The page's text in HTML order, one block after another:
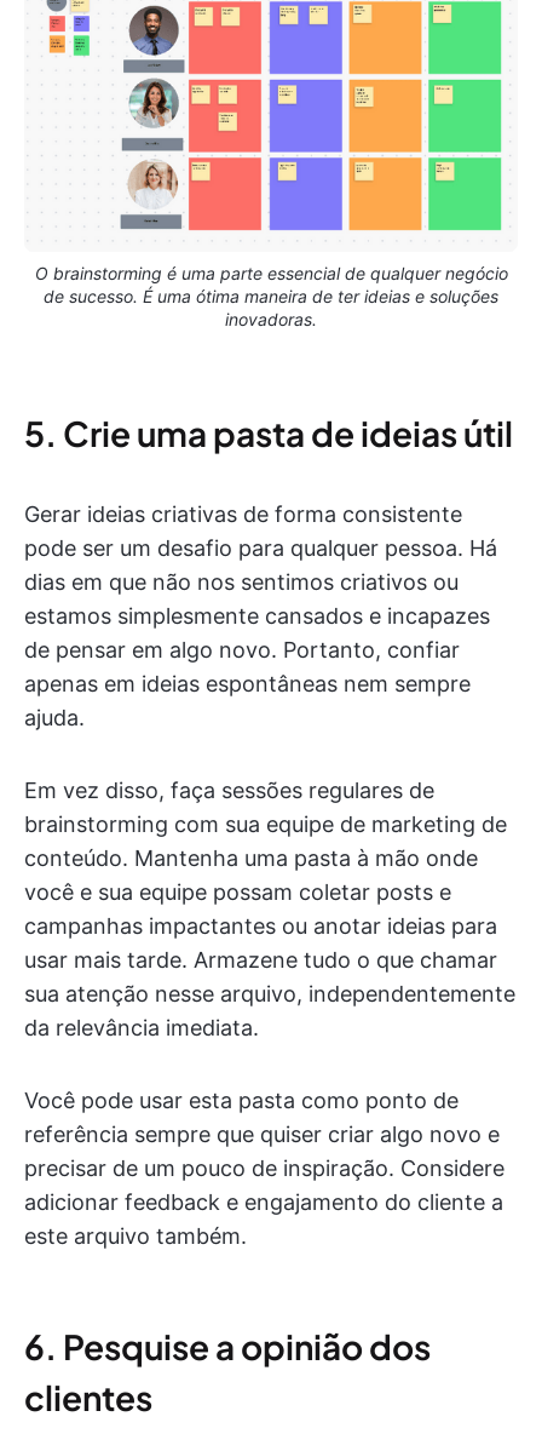
O brainstorming é uma parte essencial de qualquer negócio
de sucesso. É uma ótima maneira de ter ideias e soluções
inovadoras.
5. Crie uma pasta de ideias útil
Gerar ideias criativas de forma consistente
pode ser um desafio para qualquer pessoa. Há
dias em que não nos sentimos criativos ou
estamos simplesmente cansados e incapazes
de pensar em algo novo. Portanto, confiar
apenas em ideias espontâneas nem sempre
ajuda.
Em vez disso, faça sessões regulares de
brainstorming com sua equipe de marketing de
conteúdo. Mantenha uma pasta à mão onde
você e sua equipe possam coletar posts e
campanhas impactantes ou anotar ideias para
usar mais tarde. Armazene tudo o que chamar
sua atenção nesse arquivo, independentemente
da relevância imediata.
Você pode usar esta pasta como ponto de
referência sempre que quiser criar algo novo e
precisar de um pouco de inspiração. Considere
adicionar feedback e engajamento do cliente a
este arquivo também.
6. Pesquise a opinião dos
clientes